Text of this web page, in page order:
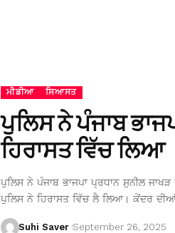
ਮੀਡੀਆ ਸਿਆਸਤ
ਪੁਲਿਸ ਨੇ ਪੰਜਾਬ
ਹਿਰਾਸਤ ਵਿੱਚ ਲਿਆ
ਪੁਲਿਸ ਨੇ ਪੰਜਾਬ ਭਾਜਪਾ ਪ੍ਰਧਾਨ ਸੁਨੀਲ
ਪੁਲਿਸ ਨੇ ਹਿਰਾਸਤ ਵਿੱਚ ਲੈ ਲਿਆ। ਕੇਂਦਰ
Suhi Saver September 26, 2025